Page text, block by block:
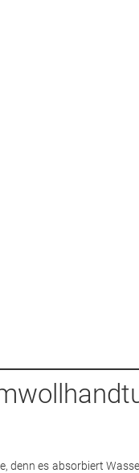
denn es absorbiert